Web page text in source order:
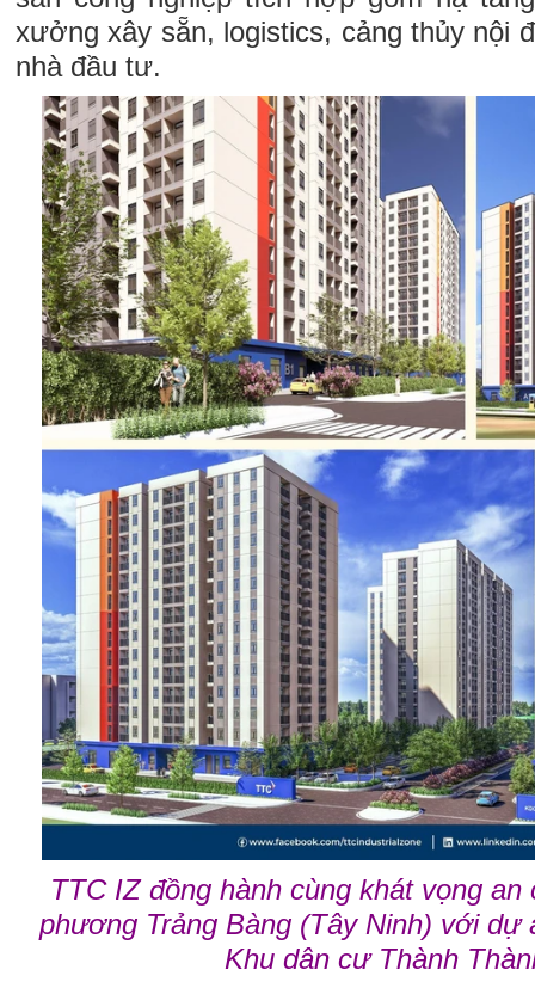
xưởng xây sẵn, logistics, cảng thủy nội
nhà đầu tư.
TTC IZ đồng hành cùng khát vọng
phương Trảng Bàng (Tây Ninh) với dự
Khu dân cư Thành